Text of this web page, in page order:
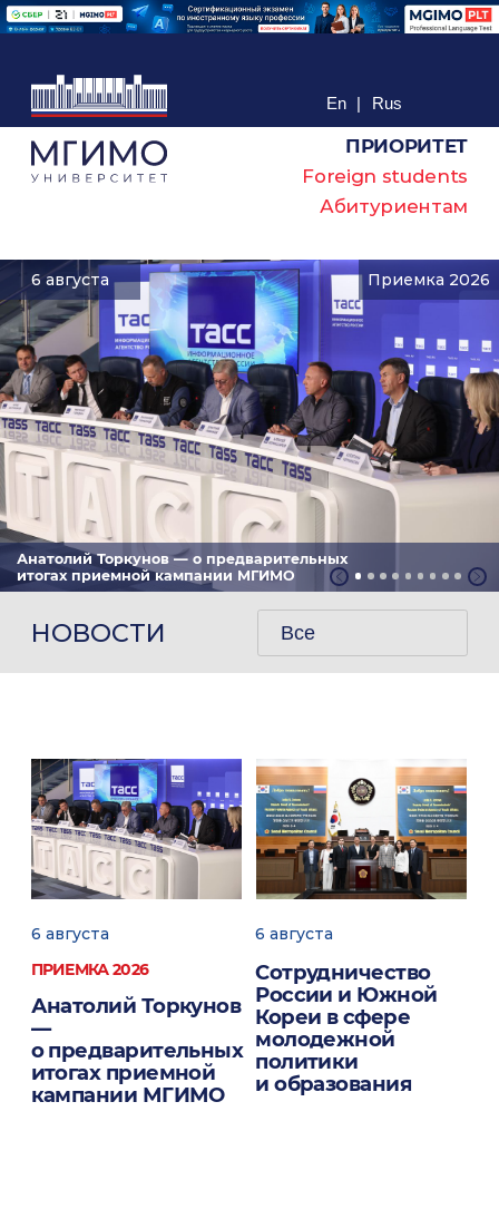
En | Rus
ПРИОРИТЕТ
Foreign students
Абитуриентам
6 августа Приемка 2026
Анатолий Торкунов — о предварительных
итогах приемной кампании МГИМО
НОВОСТИ Все
6 августа
ПРИЕМКА 2026
Анатолий Торкунов
—
о предварительных
итогах приемной
кампании МГИМО
6 августа
Сотрудничество
России и Южной
Кореи в сфере
молодежной
политики
и образования